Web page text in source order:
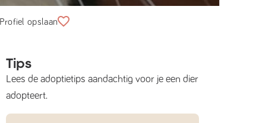
Profiel opslaan
Tips
Lees de adoptietips aandachtig voor je een dier
adopteert.